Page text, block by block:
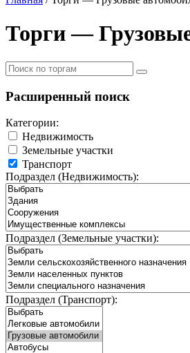
Торги —
Расширенный поиск
Категории:
Недвижимость
Земельные участки
Транспорт
Подраздел (Недвижимость):
Подраздел (Земельные участки):
Подраздел (Транспорт):